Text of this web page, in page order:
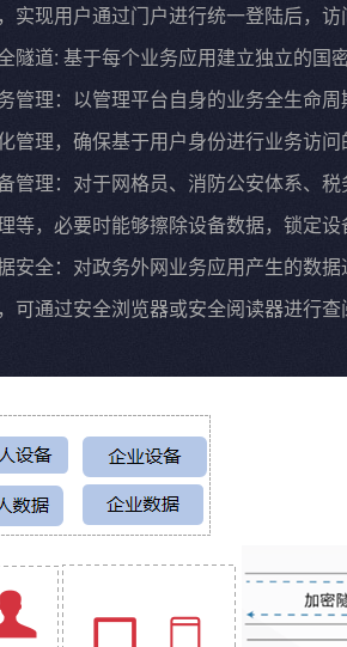
实现用户通过门户进行统一登陆后，访
隧道: 基于每个业务应用建立独立的国
管理：以管理平台自身的业务全生命
管理，确保基于用户身份进行业务访问
管理：对于网格员、消防公安体系、
等，必要时能够擦除设备数据，锁定设
安全：对政务外网业务应用产生的数
可通过安全浏览器或安全阅读器进行